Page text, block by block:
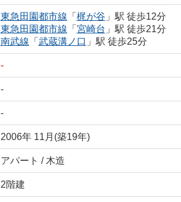
東急田園都市線 「 梶が谷 」駅 徒歩12分
東急田園都市線 「 宮崎台 」駅 徒歩21分
南武線 「 武蔵溝ノ口 」駅 徒歩25分
-
-
-
2006年 11月(築19年)
アパート / 木造
2階建